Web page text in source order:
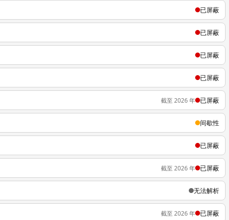
已屏蔽
已屏蔽
已屏蔽
已屏蔽
截至 2026 年 已屏蔽
间歇性
已屏蔽
截至 2026 年 已屏蔽
无法解析
截至 2026 年 已屏蔽